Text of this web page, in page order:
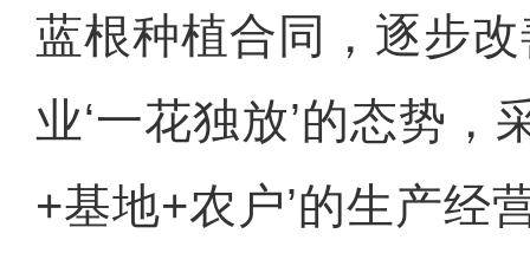
蓝根种植合同，逐步
业‘一花独放’的态势，
+基地+农户’的生产经